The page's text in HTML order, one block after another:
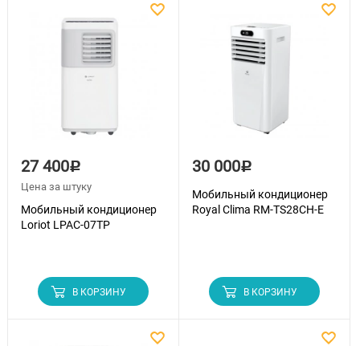
27 400Р
Цена за штуку
Мобильный кондиционер
Loriot LPAC-07TP
В КОРЗИНУ
30 000Р
Мобильный кондиционер
Royal Clima RM-TS28CH-E
В КОРЗИНУ